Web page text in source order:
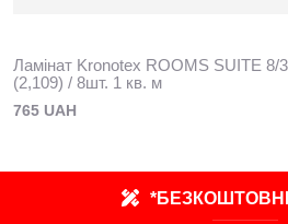
Ламінат Kronotex ROOMS SUITE
(2,109) / 8шт. 1 кв. м
765 UAH